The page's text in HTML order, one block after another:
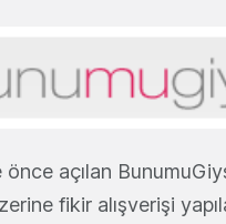
önce açılan
fikir alışverişi